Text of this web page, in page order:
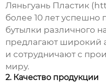
Ляньгуань Пластик
более 10 лет успешно
бутылки различного
предлагают широкий
и сотрудничают с
миру.
2. Качество продукции